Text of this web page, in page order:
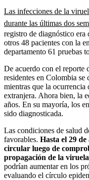
Las infecciones de la
durante las últimas dos
registro de diagnóstico era
otros 48 pacientes con la
departamento 61 pruebas
De acuerdo con el reporte
residentes en Colombia se
mientras que la ocurrencia
extranjera. Ahora bien, la
años. En su mayoría, los
sido diagnosticada.
Las condiciones de salud
favorables. Hasta el 29
circular luego de
propagación de la
podrían aumentar en los
evaluando el círculo